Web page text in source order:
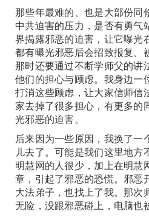
那些年最难的、也是大部份同
中共迫害的压力，是否有勇气
界揭露邪恶的迫害，让它曝光
都有曝光邪恶后会招致报复、
那时还要通过不断学师父的讲
他们的担心与顾虑。我身边一
打消这些顾虑，让大家信师信
家去掉了很多担心，有更多的
光邪恶的迫害。
后来因为一些原因，我换了一
儿去了。可能是我们这里地方
明慧网的人很少，加上在明慧
章，引起了邪恶的恐慌。邪恶
大法弟子，也找上了我。那次
无险，没跟邪恶碰上，电脑也